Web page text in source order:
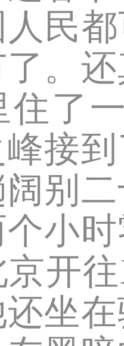
民
。
住了
接
别
小
开
坐